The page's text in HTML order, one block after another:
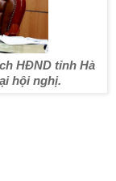
HĐND tỉnh Hà
hội nghị.